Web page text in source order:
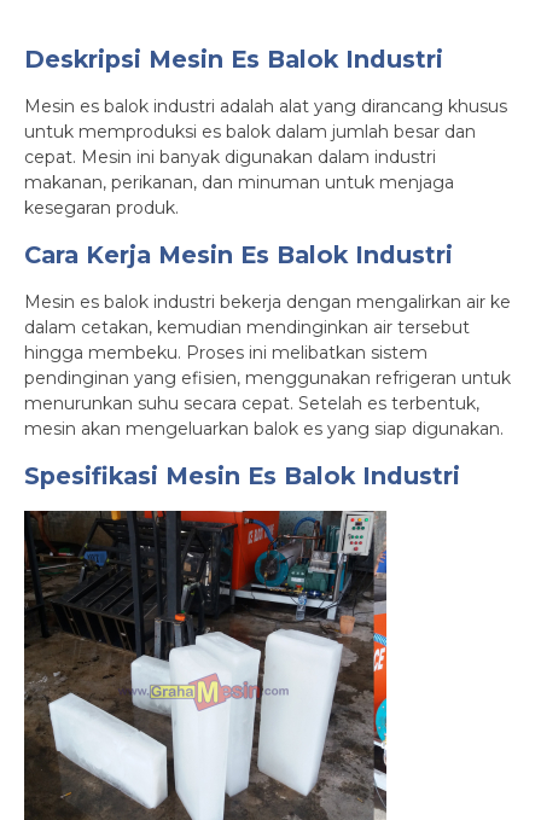
Deskripsi Mesin Es Balok Industri
Mesin es balok industri adalah alat yang dirancang khusus
untuk memproduksi es balok dalam jumlah besar dan
cepat. Mesin ini banyak digunakan dalam industri
makanan, perikanan, dan minuman untuk menjaga
kesegaran produk.
Cara Kerja Mesin Es Balok Industri
Mesin es balok industri bekerja dengan mengalirkan air ke
dalam cetakan, kemudian mendinginkan air tersebut
hingga membeku. Proses ini melibatkan sistem
pendinginan yang efisien, menggunakan refrigeran untuk
menurunkan suhu secara cepat. Setelah es terbentuk,
mesin akan mengeluarkan balok es yang siap digunakan.
Spesifikasi Mesin Es Balok Industri